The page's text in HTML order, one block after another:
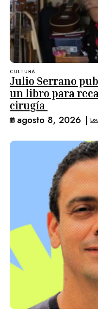
CULTURA
Julio Serrano
un libro para
cirugía
agosto 8, 2026 |